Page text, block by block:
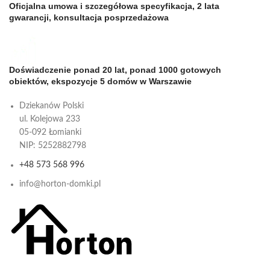
Oficjalna umowa i szczegółowa specyfikacja, 2 lata
gwarancji, konsultacja posprzedażowa
Doświadczenie ponad 20 lat, ponad 1000 gotowych
obiektów, ekspozycje 5 domów w Warszawie
Dziekanów Polski
ul. Kolejowa 233
05-092 Łomianki
NIP: 5252882798
+48 573 568 996
info@horton-domki.pl